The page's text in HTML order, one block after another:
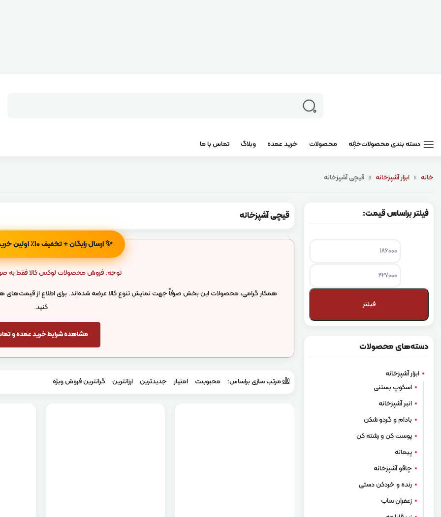
دسته بندی محصولاتخانه محصولات خرید عمده وبلاگ تماس با ما
خانه » ابزار آشپزخانه » قیچی آشپزخانه
فیلتر براساس قیمت:
حداکثر
فیلتر
دسته‌های محصولات
ابزار آشپزخانه
اسکوپ بستنی
انبر آشپزخانه
بادام و گردو شکن
پوست کن و رشته کن‌
پیمانه
چاقو آشپزخانه
رنده و خردکن دستی
زعفران ساب
قیچی آشپزخانه
✨ارسال رایگان + تخفیف ۱۰٪ اولین خرید عمده!
توجه: فروش محصولات لوکس کالا فقط به
همکار گرامی، محصولات این بخش صرفاً جهت نمایش تنوع کالا عرضه شده‌اند. برای اطلاع از قیمت‌های
کنید.
مشاهده شرایط خرید عمده و
مرتب سازی براساس: ‌ محبوبیت ‌ امتیاز ‌ جدیدترین ‌ ارزانترین ‌ گرانترینفروش ویژه